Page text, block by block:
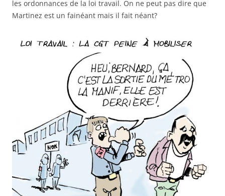
les ordonnances de la loi travail. On ne peut pas dire que
Martinez est un fainéant mais il fait néant?